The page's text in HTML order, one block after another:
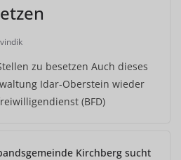
zu besetzen Auch dieses
Idar-Oberstein wieder
(BFD)
Kirchberg sucht